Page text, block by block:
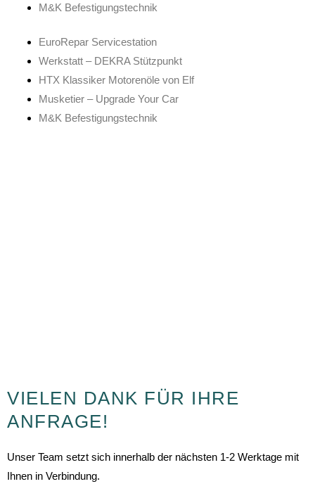
M&K Befestigungstechnik
EuroRepar Servicestation
Werkstatt – DEKRA Stützpunkt
HTX Klassiker Motorenöle von Elf
Musketier – Upgrade Your Car
M&K Befestigungstechnik
e
b
o
t
a
g
t
u
k
VIELEN DANK FÜR IHRE
ANFRAGE!
Unser Team setzt sich innerhalb der nächsten 1-2 Werktage mit
Ihnen in Verbindung.